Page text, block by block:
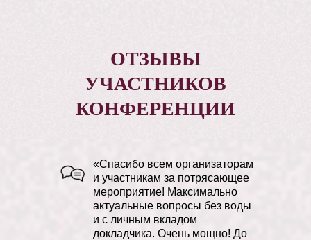
Хаджимуратович
Российский философ, общественный
трудов по методологии мышления и
Советник Президента ЭСВУ БРИКС
по концептуальным и
межконфессиональным вопросам,
Основатель «Школы
несимметричной диалектики»
ОТЗЫВЫ
УЧАСТНИКОВ
КОНФЕРЕНЦИИ
«Спасибо всем организаторам
и участникам за потрясающее
мероприятие! Максимально
актуальные вопросы без воды
и с личным вкладом
докладчика. Очень мощно! До